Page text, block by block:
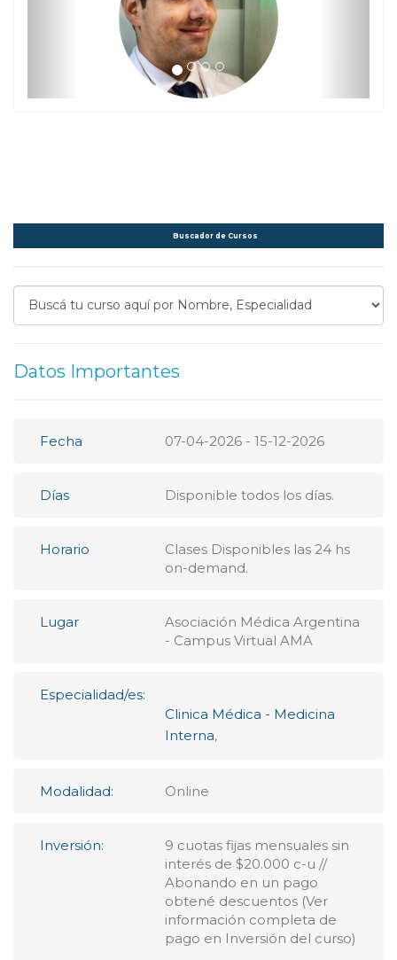
Buscador de Cursos
Datos Importantes
Fecha 07-04-2026 - 15-12-2026
Días Disponible todos los dí­as.
Horario
Clases Disponibles las 24 hs
on-demand.
Lugar
Asociación Médica Argentina
- Campus Virtual AMA
Especialidad/es:
Clinica Médica - Medicina
Interna,
Modalidad: Online
Inversión:
9 cuotas fijas mensuales sin
interés de $20.000 c-u //
Abonando en un pago
obtené descuentos (Ver
información completa de
pago en Inversión del curso)